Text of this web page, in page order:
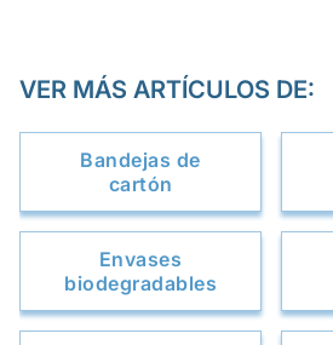
VER MÁS ARTÍCULOS DE:
Bandejas de
cartón
Envases
biodegradables